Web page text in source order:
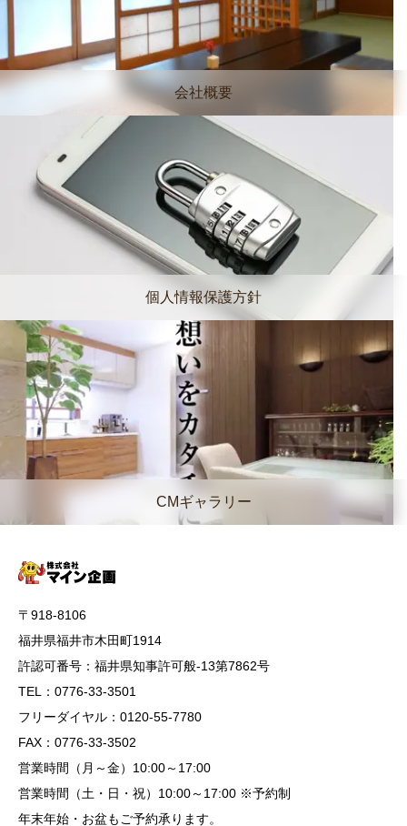
会社概要
個人情報保護方針
CMギャラリー
〒918-8106
福井県福井市木田町1914
許認可番号：福井県知事許可般-13第7862号
TEL：0776-33-3501
フリーダイヤル：0120-55-7780
FAX：0776-33-3502
営業時間（月～金）10:00～17:00
営業時間（土・日・祝）10:00～17:00 ※予約制
年末年始・お盆もご予約承ります。